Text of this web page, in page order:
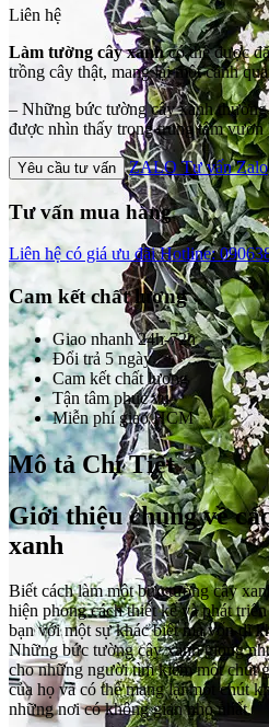
Liên hệ
Làm tường cây xanhcó thể được
trồng cây thật, mang lại một cảnh
– Những bức tường cây xanh
được nhìn thấy trong trung tâm vườn
Yêu cầu tư vấn ZALO Tư vấn Zalo
Tư vấn mua hàng
Liên hệ có giá ưu đãiHotline:
Cam kết chất lượng
Giao nhanh 24h-72h
Đổi trả 5 ngày
Cam kết chất lượng
Tận tâm phục vụ
Miễn phí giao HCM
Mô tả Chi Tiết
Giới thiệu chung về
xanh
Biết cách làm một bức tường cây
hiện phong cách thiết kế và phát
bạn với một sự khác biệt mà vốn dĩ
Những bức tường cây xanh giống
cho những người tìm kiếm một chút
của họ và có thể mang lại một chút
những nơi có không gian nhỏ nhất.